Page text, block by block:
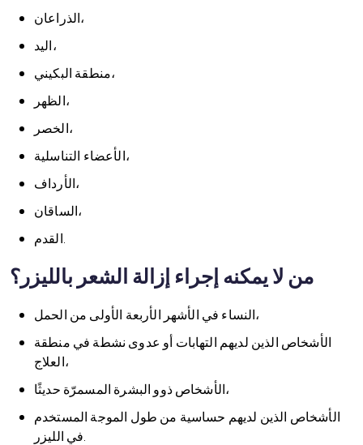
الذراعان،
اليد،
منطقة البكيني،
الظهر،
الخصر،
الأعضاء التناسلية،
الأرداف،
الساقان،
القدم.
من لا يمكنه إجراء إزالة الشعر بالليزر؟
النساء في الأشهر الأربعة الأولى من الحمل،
الأشخاص الذين لديهم التهابات أو عدوى نشطة في منطقة
العلاج،
الأشخاص ذوو البشرة المسمرّة حديثًا،
الأشخاص الذين لديهم حساسية من طول الموجة المستخدم
في الليزر.